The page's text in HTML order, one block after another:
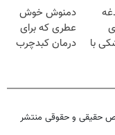
با
دمنوش خوش
عطری که برای
درمان کبدچرب
حقیقی و حقوقی منتشر